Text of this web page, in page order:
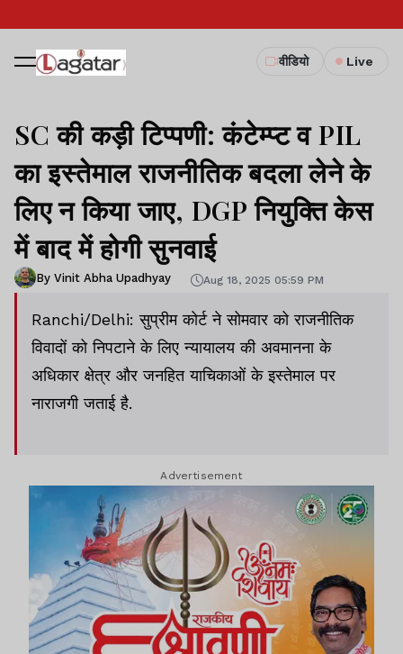
वीडियो Live
SC की कड़ी टिप्पणी: कंटेम्प्ट व PIL
का इस्तेमाल राजनीतिक बदला लेने के
लिए न किया जाए, DGP नियुक्ति केस
में बाद में होगी सुनवाई
By Vinit Abha Upadhyay Aug 18, 2025 05:59 PM
Ranchi/Delhi: सुप्रीम कोर्ट ने सोमवार को राजनीतिक
विवादों को निपटाने के लिए न्यायालय की अवमानना के
अधिकार क्षेत्र और जनहित याचिकाओं के इस्तेमाल पर
नाराजगी जताई है.
Advertisement